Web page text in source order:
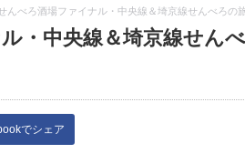
んべろ酒場ファイナル・中央線＆埼京線せんべろの
・中央線＆埼京線せん
でシェア